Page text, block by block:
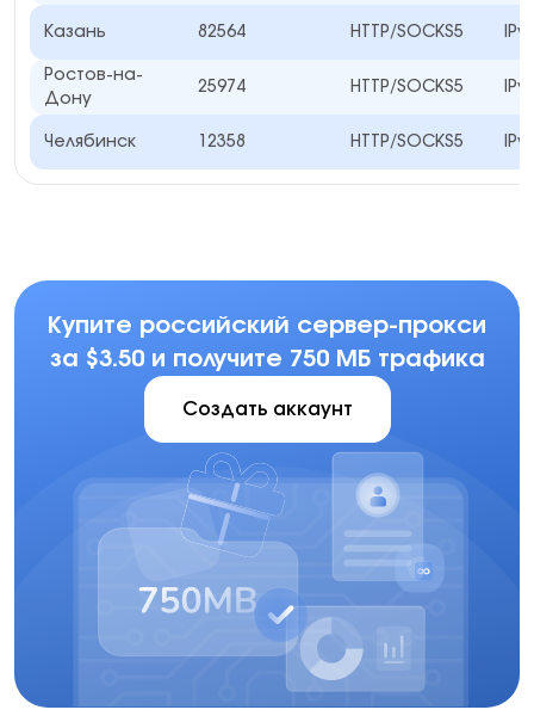
Казань 82564 HTTP/SOCKS5
Ростов-на-
Дону
25974 HTTP/SOCKS5
Челябинск 12358 HTTP/SOCKS5
Купите российский сервер-прокси
за $3.50 и получите 750 МБ трафика
Создать аккаунт